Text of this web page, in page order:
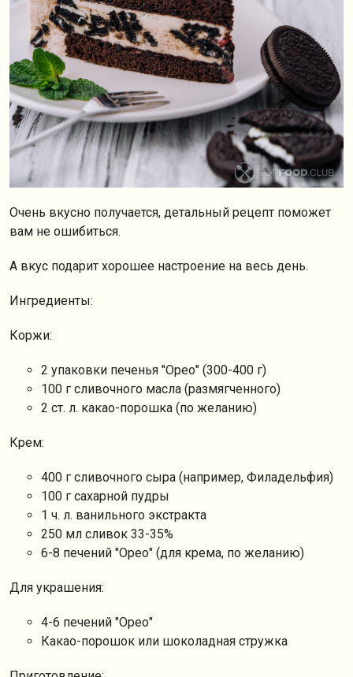
Очень вкусно получается, детальный рецепт поможет
вам не ошибиться.
А вкус подарит хорошее настроение на весь день.
Ингредиенты:
Коржи:
2 упаковки печенья "Орео" (300-400 г)
100 г сливочного масла (размягченного)
2 ст. л. какао-порошка (по желанию)
Крем:
400 г сливочного сыра (например, Филадельфия)
100 г сахарной пудры
1 ч. л. ванильного экстракта
250 мл сливок 33-35%
6-8 печений "Орео" (для крема, по желанию)
Для украшения:
4-6 печений "Орео"
Какао-порошок или шоколадная стружка